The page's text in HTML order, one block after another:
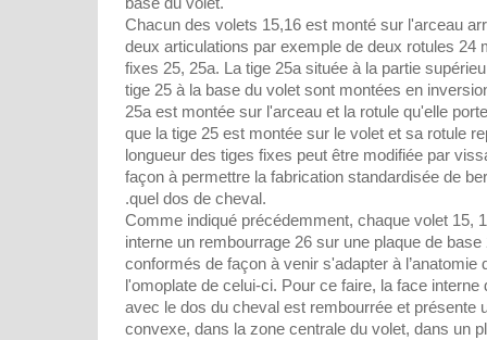
Chacun des volets 15,16 est monté sur l'arceau
deux articulations par exemple de deux rotules 24
fixes 25, 25a. La tige 25a située à la partie
tige 25 à la base du volet sont montées en
25a est montée sur l'arceau et la rotule qu'elle
que la tige 25 est montée sur le volet et sa rotule
longueur des tiges fixes peut être modifiée par
façon à permettre la fabrication standardisée de
.quel dos de cheval.
Comme indiqué précédemment, chaque volet 15,
interne un rembourrage 26 sur une plaque de
conformés de façon à venir s'adapter à l’anatomie
l'omoplate de celui-ci. Pour ce faire, la face
avec le dos du cheval est rembourrée et présente
convexe, dans la zone centrale du volet, dans un